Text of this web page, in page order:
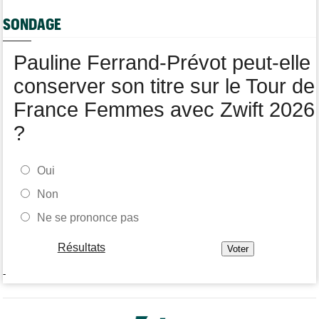
Tour de Burgos
07:43
Transfert
Le Mercato vélo est ouvert... les toutes les dernières infos
SONDAGE
Pauline Ferrand-Prévot peut-elle
conserver son titre sur le Tour de
France Femmes avec Zwift 2026
?
Oui
Non
Ne se prononce pas
Résultats
-